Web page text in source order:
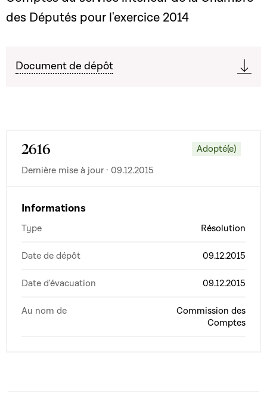
des Députés pour l'exercice 2014
Document de dépôt
2616
Adopté(e)
Dernière mise à jour · 09.12.2015
Informations
Type Résolution
Date de dépôt 09.12.2015
Date d'évacuation 09.12.2015
Au nom de
Commission des
Comptes